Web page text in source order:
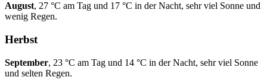
August, 27 °C am Tag und 17 °C in der Nacht, sehr viel Sonne und
wenig Regen.
Herbst
September, 23 °C am Tag und 14 °C in der Nacht, sehr viel Sonne
und selten Regen.